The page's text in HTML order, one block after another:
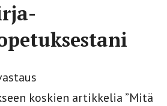
koskien artikkelia ”Mitä